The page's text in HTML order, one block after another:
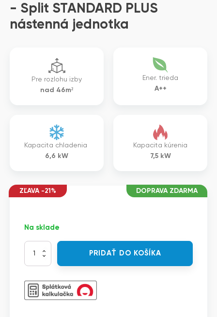
- Split STANDARD PLUS
nástenná jednotka
Pre rozlohu izby
nad 46m²
Ener. trieda
A++
Kapacita chladenia
6,6 kW
Kapacita kúrenia
7,5kW
ZĽAVA -21% DOPRAVA ZDARMA
Na sklade
množstvo
PC24SC.NSKT+PC24SC.U24T+W
Split
STANDARD
PRIDAŤ DO KOŠÍKA